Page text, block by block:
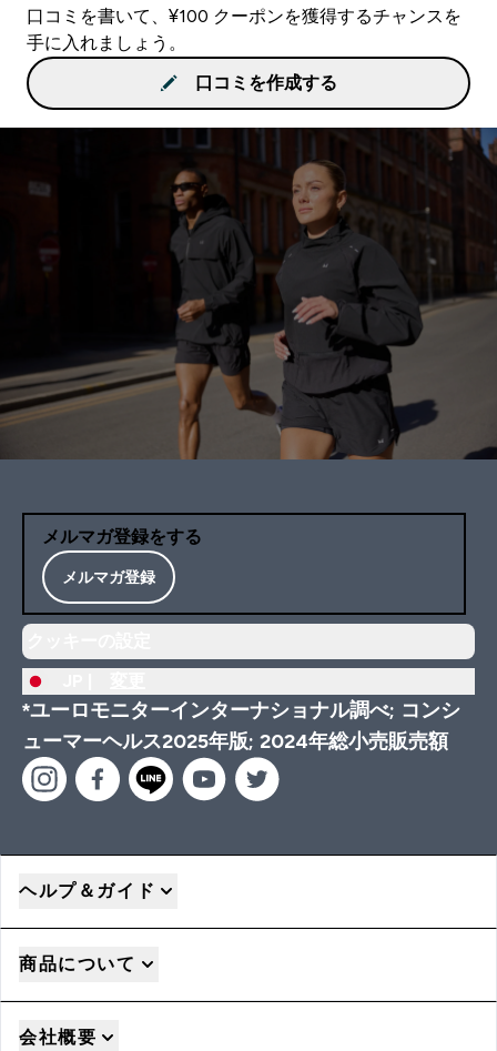
口コミを書いて、¥100 クーポンを獲得するチャンスを
手に入れましょう。
口コミを作成する
メルマガ登録をする
メルマガ登録
*ユーロモニターインターナショナル調べ; コンシ
ューマーヘルス2025年版; 2024年総小売販売額
ヘルプ＆ガイド
商品について
会社概要